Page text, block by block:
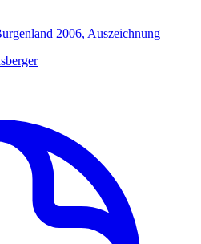
2006, Auszeichnung